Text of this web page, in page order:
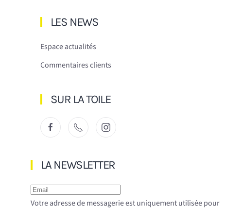
LES NEWS
Espace actualités
Commentaires clients
SUR LA TOILE
LA NEWSLETTER
Votre adresse de messagerie est uniquement utilisée pour